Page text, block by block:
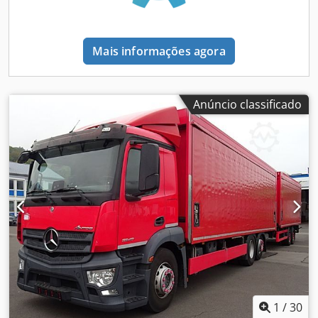
pode contactar-nos através dos seguintes números de
de teto Protetor solar Engate de reboque MAUL Engate de
Equipamento especial: Capa do chassi, airbag lado do
condutor, freio de reboque de 2 linhas, engate de
instrumentos padrão, unidade de ar comprimido média,
vidros elétricos, para-brisas escurecido, versão para
transporte de mercadorias perigosas ADR Tipo FL, visor de
informações 12,7 cm com função de vídeo, tanque de
combustível: 180 litros, plástico, tanque de combustível:
tanque adicional 100 litros, plástico, lado esquerdo, pacote
de luzes LED, luzes de contorno do veículo LED, luzes de
pisca laterais brancas, defletor de ar no teto (fixável), freio
motor reforçado, interruptor da plataforma elevatória,
barra transversal traseira para engate de reboque
(reboque de eixo central), assentos na cabine: apoio de
braço do assento do condutor, assentos na cabine: assento
do condutor com suspensão confortável, assentos na
cabine: assento central com cinto de segurança, protetor
solar externo, Truck Data Center 6 (sistema de gestão de
Mais informações agora
Anúncio classificado
1 /30